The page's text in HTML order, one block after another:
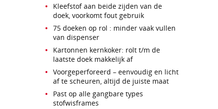
Kleefstof aan beide zijden van de
doek, voorkomt fout gebruik
75 doeken op rol : minder vaak vullen
van dispenser
Kartonnen kernkoker: rolt t/m de
laatste doek makkelijk af
Voorgeperforeerd – eenvoudig en licht
af te scheuren, altijd de juiste maat
Past op alle gangbare types
stofwisframes